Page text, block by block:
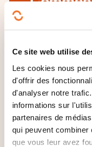
Ce site web utilise
Les cookies nous
d'offrir des
d'analyser notre
informations sur
partenaires de
qui peuvent
que vous leur avez
+352 26 17 53
En savoir
formation:
Department